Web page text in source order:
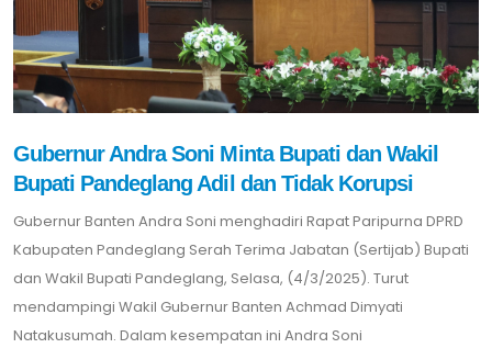
Gubernur Andra Soni Minta Bupati dan Wakil
Bupati Pandeglang Adil dan Tidak Korupsi
Gubernur Banten Andra Soni menghadiri Rapat Paripurna DPRD
Kabupaten Pandeglang Serah Terima Jabatan (Sertijab) Bupati
dan Wakil Bupati Pandeglang, Selasa, (4/3/2025). Turut
mendampingi Wakil Gubernur Banten Achmad Dimyati
Natakusumah. Dalam kesempatan ini Andra Soni